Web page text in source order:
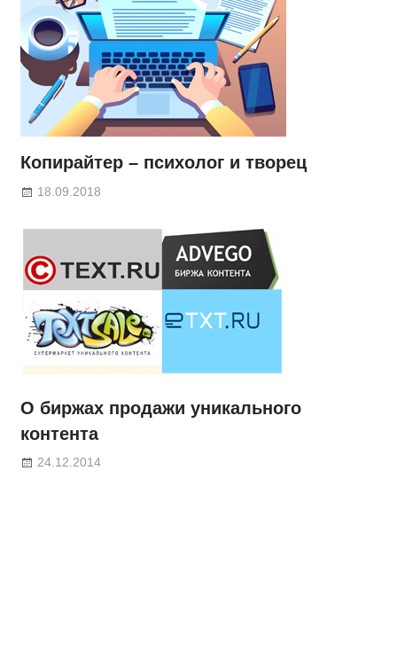
Копирайтер – психолог и творец
18.09.2018
О биржах продажи уникального
контента
24.12.2014